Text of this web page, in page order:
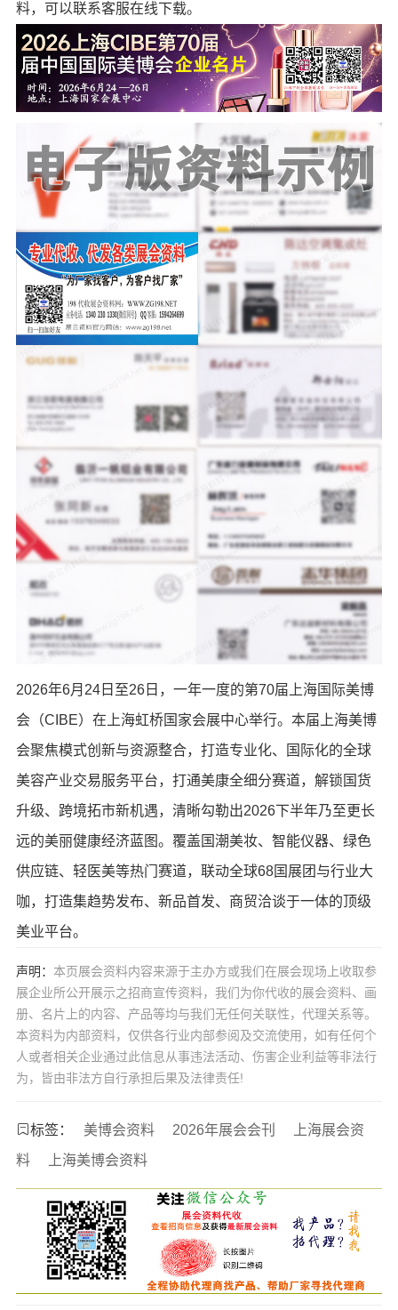
料，可以联系客服在线下载。
2026年6月24日至26日，一年一度的第70届上海国际美博
会（CIBE）在上海虹桥国家会展中心举行。本届上海美博
会聚焦模式创新与资源整合，打造专业化、国际化的全球
美容产业交易服务平台，打通美康全细分赛道，解锁国货
升级、跨境拓市新机遇，清晰勾勒出2026下半年乃至更长
远的美丽健康经济蓝图。覆盖国潮美妆、智能仪器、绿色
供应链、轻医美等热门赛道，联动全球68国展团与行业大
咖，打造集趋势发布、新品首发、商贸洽谈于一体的顶级
美业平台。
声明： 本页展会资料内容来源于主办方或我们在展会现场上收取参
展企业所公开展示之招商宣传资料，我们为你代收的展会资料、画
册、名片上的内容、产品等均与我们无任何关联性，代理关系等。
本资料为内部资料，仅供各行业内部参阅及交流使用，如有任何个
人或者相关企业通过此信息从事违法活动、伤害企业利益等非法行
为，皆由非法方自行承担后果及法律责任!
标签： 美博会资料 2026年展会会刊
上海展会资
料
上海美博会资料